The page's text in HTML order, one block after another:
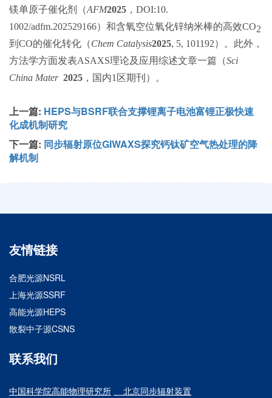
镁单原子催化剂（AFM2025 ， DOI:10.
1002/adfm.202529166）和含氧空位氧化锌纳米棒的高效CO2
到 CO的催化转化（Chem Catalysis2025, 5, 101192）。此外，
方法学方面发表ASAXS理论及应用综述文章一篇（Sci
China Mater 2025 ，国内1 区期刊）。
上一篇: HEPS与BSRF联合支撑锂离子电池富锂正极快速
化成机制研究
下一篇: 同步辐射原位GIWAXS探究钙钛矿空气热处理的降
解机制
友情链接
合肥光源NSRL
上海光源SSRF
高能光源HEPS
散裂中子源CSNS
联系我们
中国科学院高能物理研究所 北京同步辐射装置